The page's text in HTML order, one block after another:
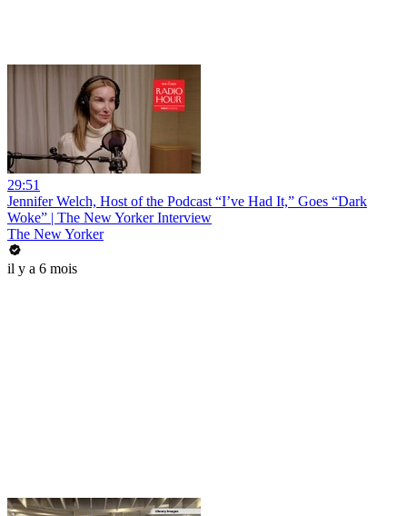
29:51
Jennifer Welch, Host of the Podcast “I’ve Had It,” Goes “Dark
Woke” | The New Yorker Interview
The New Yorker
il y a 6 mois